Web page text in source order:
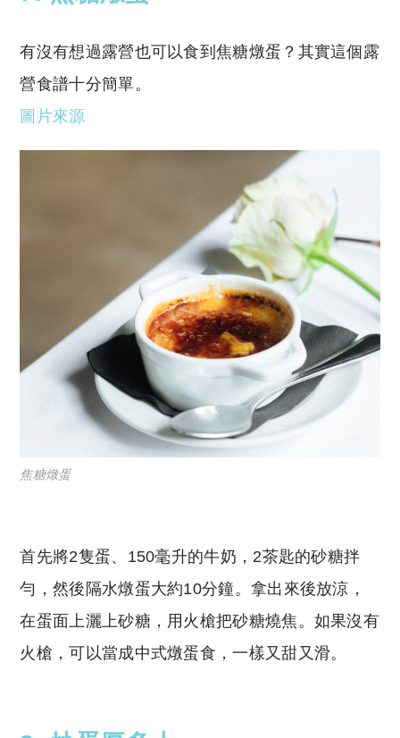
有沒有想過露營也可以食到焦糖燉蛋？其實這個露
營食譜十分簡單。
圖片來源
焦糖燉蛋
首先將2隻蛋、150毫升的牛奶，2茶匙的砂糖拌
勻，然後隔水燉蛋大約10分鐘。拿出來後放涼，
在蛋面上灑上砂糖，用火槍把砂糖燒焦。如果沒有
火槍，可以當成中式燉蛋食，一樣又甜又滑。